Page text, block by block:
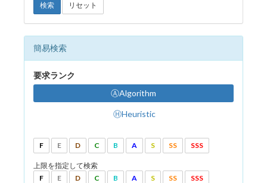
検索 リセット
簡易検索
要求ランク
ⒶAlgorithm
ⒽHeuristic
F E D C B A S SS SSS
上限を指定して検索
F
E D C B A S SS SSS